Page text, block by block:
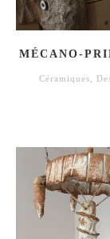
MÉCANO-
Céramiques,